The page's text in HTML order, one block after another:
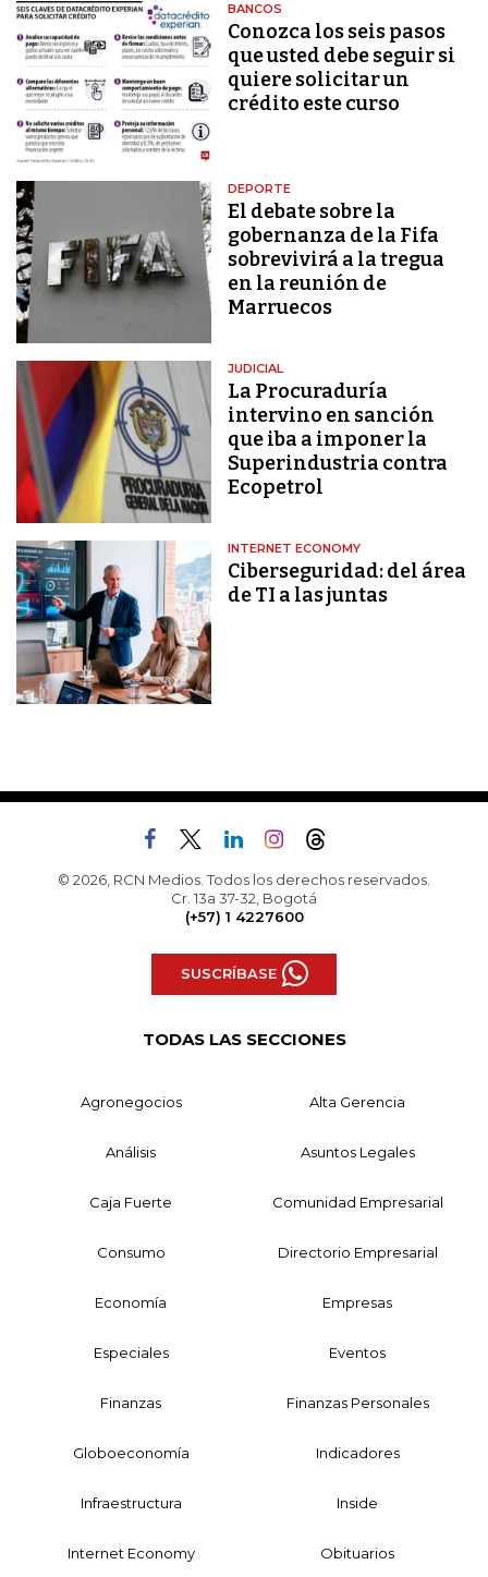
BANCOS
Conozca los seis pasos
que usted debe seguir si
quiere solicitar un
crédito este curso
DEPORTE
El debate sobre la
gobernanza de la Fifa
sobrevivirá a la tregua
en la reunión de
Marruecos
JUDICIAL
La Procuraduría
intervino en sanción
que iba a imponer la
Superindustria contra
Ecopetrol
INTERNET ECONOMY
Ciberseguridad: del área
de TI a las juntas
© 2026, RCN Medios. Todos los derechos reservados.
Cr. 13a 37-32, Bogotá
(+57) 1 4227600
SUSCRÍBASE
TODAS LAS SECCIONES
Agronegocios Alta Gerencia
Análisis Asuntos Legales
Caja Fuerte Comunidad Empresarial
Consumo Directorio Empresarial
Economía Empresas
Especiales Eventos
Finanzas Finanzas Personales
Globoeconomía Indicadores
Infraestructura Inside
Internet Economy Obituarios